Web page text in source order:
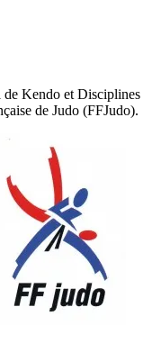
Kendo et Disciplines
de Judo (FFJudo).